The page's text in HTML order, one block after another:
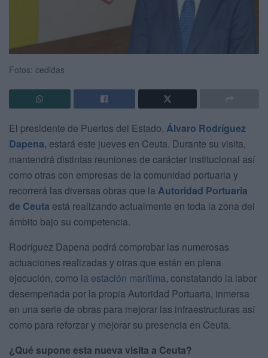
Fotos: cedidas
El presidente de Puertos del Estado, Álvaro Rodríguez
Dapena, estará este jueves en Ceuta. Durante su visita,
mantendrá distintas reuniones de carácter institucional así
como otras con empresas de la comunidad portuaria y
recorrerá las diversas obras que la Autoridad Portuaria
de Ceuta está realizando actualmente en toda la zona del
ámbito bajo su competencia.
Rodríguez Dapena podrá comprobar las numerosas
actuaciones realizadas y otras que están en plena
ejecución, como la estación marítima, constatando la labor
desempeñada por la propia Autoridad Portuaria, inmersa
en una serie de obras para mejorar las infraestructuras así
como para reforzar y mejorar su presencia en Ceuta.
¿Qué supone esta nueva visita a Ceuta?